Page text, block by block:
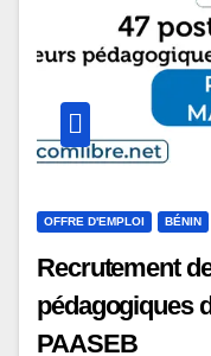
OFFRE D'EMPLOI BÉNIN
Recrutement
pédagogiques
PAASEB